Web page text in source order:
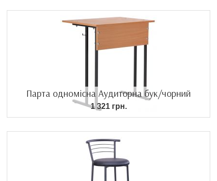
Парта одномісна Аудиторна бук/чорний
1 321 грн.